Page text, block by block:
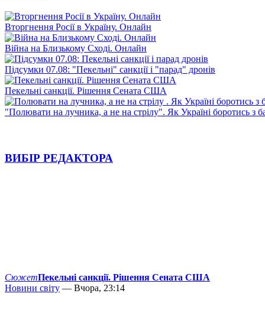
Вторгнення Росії в Україну. Онлайн
Війна на Близькому Сході. Онлайн
Підсумки 07.08: "Пекельні" санкції і "парад" дронів
Пекельні санкції. Рішення Сената США
"Полювати на лучника, а не на стрілу". Як Україні боротись з
ВИБІР РЕДАКТОРА
СюжетПекельні санкції. Рішення Сената США
Новини світу — Вчора, 23:14